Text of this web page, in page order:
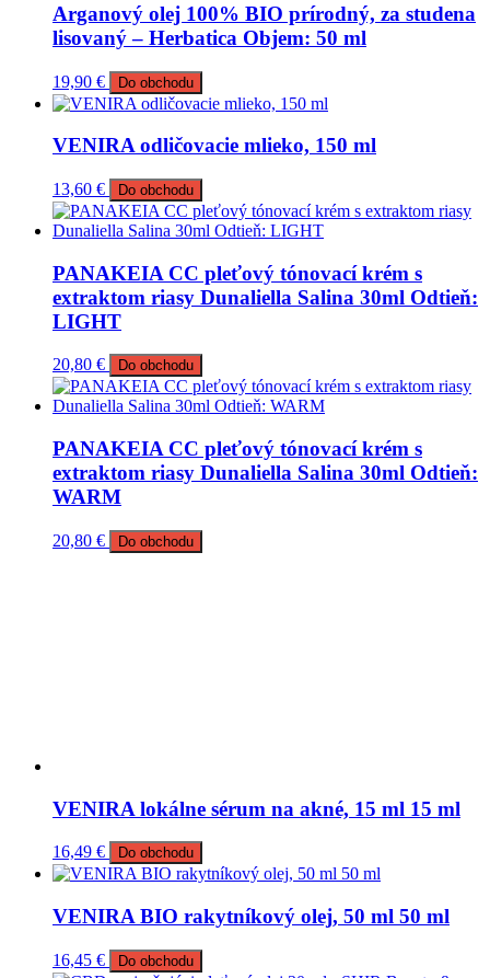
Arganový olej 100% BIO prírodný, za studena
lisovaný – Herbatica Objem: 50 ml
19,90 € Do obchodu
VENIRA odličovacie mlieko, 150 ml
13,60 € Do obchodu
PANAKEIA CC pleťový tónovací krém s
extraktom riasy Dunaliella Salina 30ml Odtieň:
LIGHT
20,80 € Do obchodu
PANAKEIA CC pleťový tónovací krém s
extraktom riasy Dunaliella Salina 30ml Odtieň:
WARM
20,80 € Do obchodu
VENIRA lokálne sérum na akné, 15 ml 15 ml
16,49 € Do obchodu
VENIRA BIO rakytníkový olej, 50 ml 50 ml
16,45 € Do obchodu